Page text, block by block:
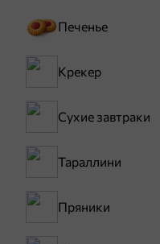
Печенье
Крекер
Сухие завтраки
Тараллини
Пряники